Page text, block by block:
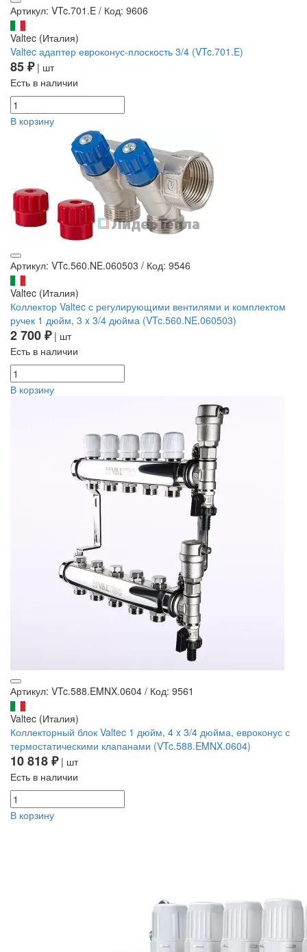
Артикул: VTc.701.E / Код: 9606
Valtec (Италия)
Valtec адаптер евроконус-плоскость 3/4 (VTc.701.E)
85 ₽| шт
Есть в наличии
В корзину
Артикул: VTc.560.NE.060503 / Код: 9546
Valtec (Италия)
Коллектор Valtec с регулирующими вентилями и комплектом
ручек 1 дюйм, 3 x 3/4 дюйма (VTc.560.NE.060503)
2 700 ₽| шт
Есть в наличии
В корзину
Артикул: VTc.588.EMNX.0604 / Код: 9561
Valtec (Италия)
Коллекторный блок Valtec 1 дюйм, 4 x 3/4 дюйма, евроконус с
термостатическими клапанами (VTc.588.EMNX.0604)
10 818 ₽| шт
Есть в наличии
В корзину